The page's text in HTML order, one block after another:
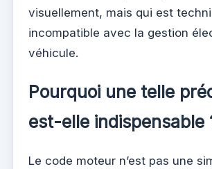
visuellement, mais qui est
incompatible avec la gestion
véhicule.
Pourquoi une telle
est-elle indispensable
Le code moteur n’est pas une